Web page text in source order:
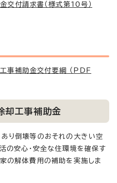
交付請求書（様式第10号）
事補助金交付要綱 （PDF
却工事補助金
り倒壊等のおそれの大きい空
の安心・安全な住環境を確保す
の解体費用の補助を実施しま